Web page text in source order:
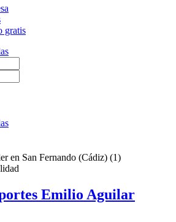
gratis
en San Fernando (Cádiz) (1)
Emilio Aguilar